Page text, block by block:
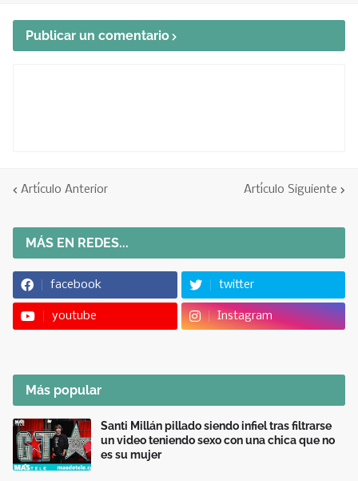
Publicar un comentario
Artículo Anterior Artículo Siguiente
MÁS EN REDES...
facebook twitter
youtube Instagram
Más popular
Santi Millán pillado siendo infiel tras filtrarse
un video teniendo sexo con una chica que no
es su mujer